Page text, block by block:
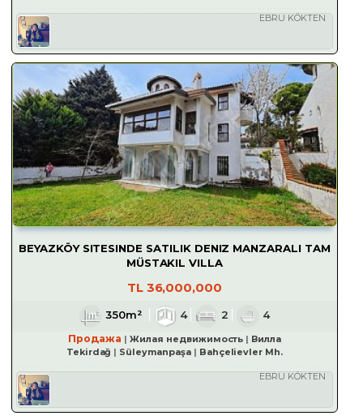
EBRU KÖKTEN
BEYAZKÖY SITESINDE SATILIK DENIZ MANZARALI TAM
MÜSTAKIL VILLA
TL36,000,000
350m² 4 2 4
Продажа Жилая недвижимость
Вилла
Tekirdağ
Süleymanpaşa Bahçelievler Mh.
EBRU KÖKTEN